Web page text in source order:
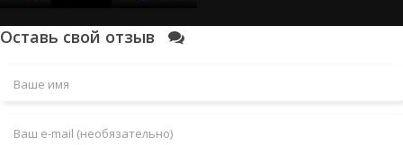
Оставь свой отзыв